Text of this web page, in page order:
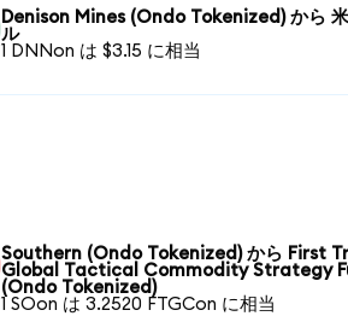
Denison Mines (Ondo Tokenized) から
ル
1 DNNon は $3.15 に相当
Southern (Ondo Tokenized) から First
Global Tactical Commodity Strategy
(Ondo Tokenized)
1 SOon は 3.2520 FTGCon に相当